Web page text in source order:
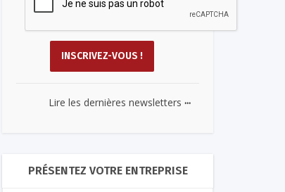
Lire les dernières newsletters ...
PRÉSENTEZ VOTRE ENTREPRISE